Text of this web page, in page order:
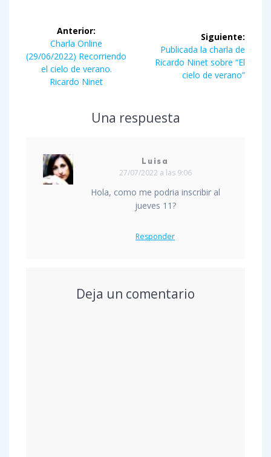
Navegación
de
entradas
Anterior:
Entrada
anterior:
Charla Online
(29/06/2022) Recorriendo
el cielo de verano.
Ricardo Ninet
Siguiente:
Siguiente
entrada:
Publicada la charla de
Ricardo Ninet sobre “El
cielo de verano”
Una respuesta
Luisa
27/07/2022 a las 9:06
Hola, como me podria inscribir al
jueves 11?
Responder
Deja un comentario